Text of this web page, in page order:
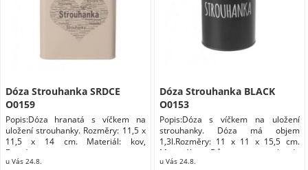
Dóza Strouhanka SRDCE
O0159
Popis:Dóza hranatá s víčkem na
uložení strouhanky. Rozměry: 11,5 x
11,5 x 14 cm. Materiál: kov,
Domácnost
u Vás 24.8.
Dóza Strouhanka BLACK
O0153
Popis:Dóza s víčkem na uložení
strouhanky. Dóza má objem
1,3l.Rozměry: 11 x 11 x 15,5 cm.
Materiál: Dům a zahrada
Domácnost Doplňky do kuchyně
u Vás 24.8.